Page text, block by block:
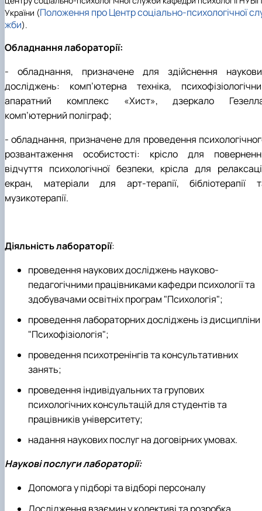
України (Положення про Центр соціально-психологічної
жби).
Обладнання лабораторії:
-
обладнання, призначене для здійснення
досліджень: комп’ютерна техніка,
апаратний комплекс «Хист», дзеркало
комп’ютерний поліграф;
- обладнання, призначене для проведення
розвантаження особистості: крісло для
відчуття психологічної безпеки, крісла для
екран, матеріали для арт-терапії, бібліотерапії
музикотерапії.
Діяльність лабораторії:
проведення наукових досліджень науково-
педагогічними працівниками кафедри психології та
здобувачами освітніх програм "Психологія";
проведення лабораторних досліджень із дисципліни
"Психофізіологія";
проведення психотренінгів та консультативних
занять;
проведення індивідуальних та групових
психологічних консультацій для студентів та
працівників університету;
надання наукових послуг на договірних умовах.
Наукові послуги лабораторії:
Допомога у підборі та відборі персоналу
Дослідження взаємин у колективі та розробка